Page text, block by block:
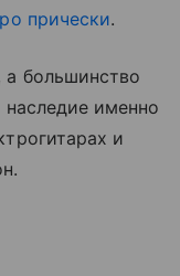
прически.
большинство
именно
и